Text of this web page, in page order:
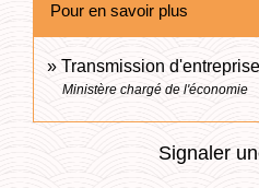
Pour en savoir plus
Transmission
Ministère chargé de l'économie
Signaler